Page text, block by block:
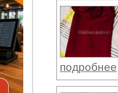
подробнее